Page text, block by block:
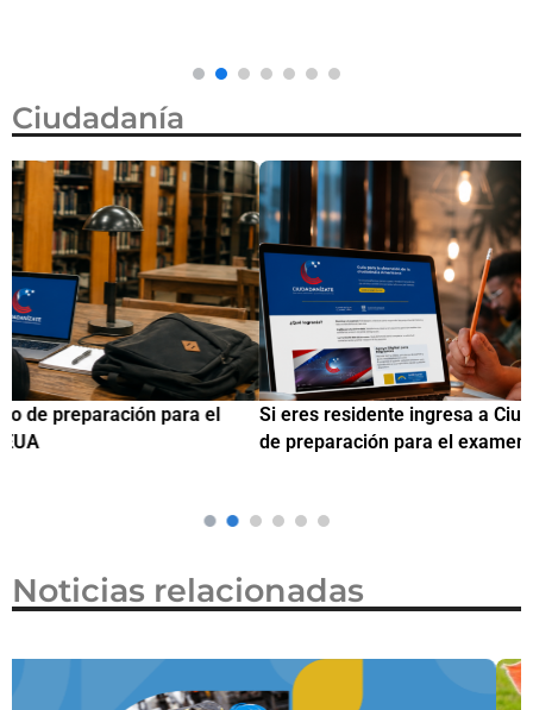
Ciudadanía
Si eres residente ingresa a Ciudadanízate, el curso gratuito
de preparación para el examen de naturalización en EUA
Noticias relacionadas